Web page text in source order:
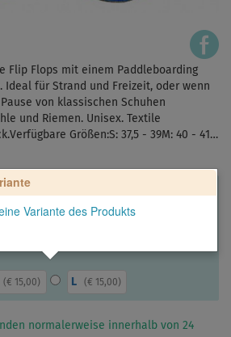
Flip Flops mit einem Paddleboarding
Ideal für Strand und Freizeit, oder wenn
von klassischen Schuhen
und Riemen. Unisex. Textile
Größen:S: 37,5 - 39M: 40 - 41…
Variante des Produkts
(€ 15,00) L ( € 15,00)
normalerweise innerhalb von 24